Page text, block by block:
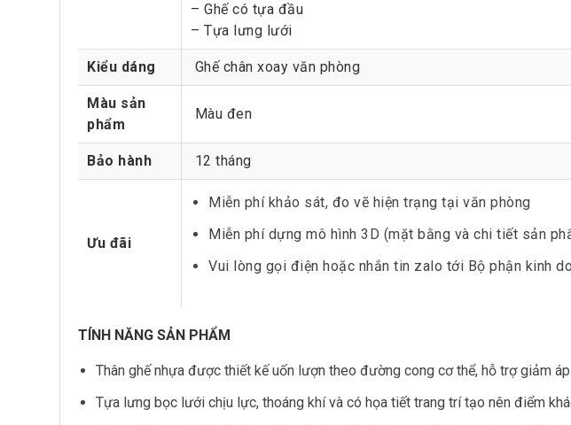
– Ghế có tựa đầu
– Tựa lưng lưới
Kiểu dáng Ghế chân xoay văn phòng
Màu sản
phẩm
Màu đen
Bảo hành 12 tháng
Ưu đãi
Miễn phí khảo sát, đo vẽ hiện trạng tại văn phòng
Miễn phí dựng mô hình 3D (mặt bằng và chi tiết sản
Vui lòng gọi điện hoặc nhắn tin zalo tới Bộ phận kinh
TÍNH NĂNG SẢN PHẨM
Thân ghế nhựa được thiết kế uốn lượn theo đường cong cơ thể, hỗ trợ giảm
Tựa lưng bọc lưới chịu lực, thoáng khí và có họa tiết trang trí tạo nên điểm